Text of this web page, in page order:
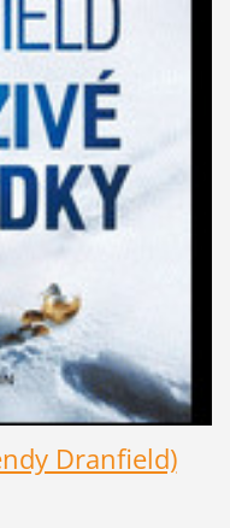
Dranfield)